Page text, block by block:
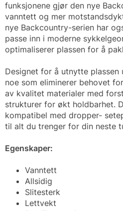
funksjonene gjør den nye
vanntett og mer
nye Backcountry-serien har
passe inn i moderne
optimaliserer plassen for å
Designet for å utnytte plassen
noe som eliminerer behovet
av kvalitet materialer med
strukturer for økt holdbarhet.
kompatibel med dropper-
til alt du trenger for din neste
Egenskaper:
Vanntett
Allsidig
Slitesterk
Lettvekt